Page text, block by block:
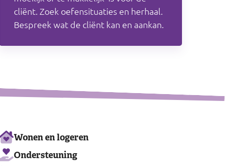
cliënt. Zoek oefensituaties en herhaal.
Bespreek wat de cliënt kan en aankan.
Ons
aanbod
Wonen en logeren
Ondersteuning